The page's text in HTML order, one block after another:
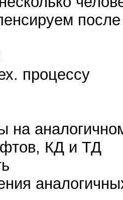
процессу
на
КД и ТД